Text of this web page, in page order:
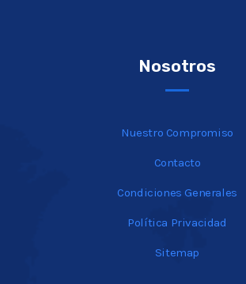
Nosotros
Nuestro Compromiso
Contacto
Condiciones Generales
Política Privacidad
Sitemap